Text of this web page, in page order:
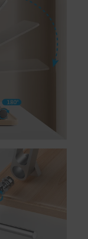
排訂單出貨，
會有無法配送
(路徑：我的帳
無特殊狀況下
有可能因實際
連結：
product-wa
有所不同，詳